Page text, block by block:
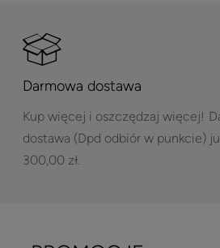
Darmowa dostawa
Kup więcej i oszczędzaj więcej!
dostawa (Dpd odbiór w punkcie)
300,00 zł.